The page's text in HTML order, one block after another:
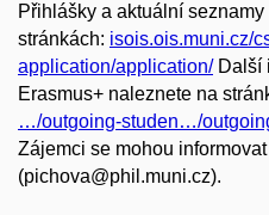
Přihlášky a aktuální
stránkách: isois.ois.muni.cz/
application/application/Další
Erasmus+ naleznete na
…/outgoing-studen…/
Zájemci se mohou
(pichova@phil.muni.cz).